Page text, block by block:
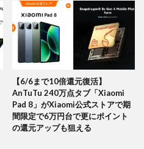
【6/6まで10倍還元復活】
AnTuTu 240万点タブ「Xiaomi
Pad 8」がXiaomi公式ストアで期
間限定で6万円台で更にポイント
の還元アップも狙える